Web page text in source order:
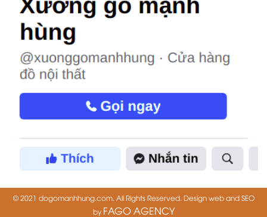
© 2021 dogomanhhung.com. All Rights Reserved. Design web and SEO
by FAGO AGENCY